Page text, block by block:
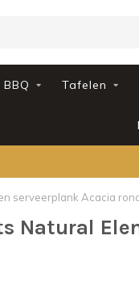
BBQ Tafelen
serveerplank Acacia
Natural